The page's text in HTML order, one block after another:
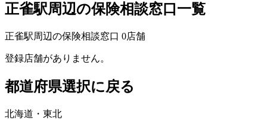
正雀駅周辺の保険相談窓口一覧
正雀駅周辺の保険相談窓口 0店舗
登録店舗がありません。
都道府県選択に戻る
北海道・東北